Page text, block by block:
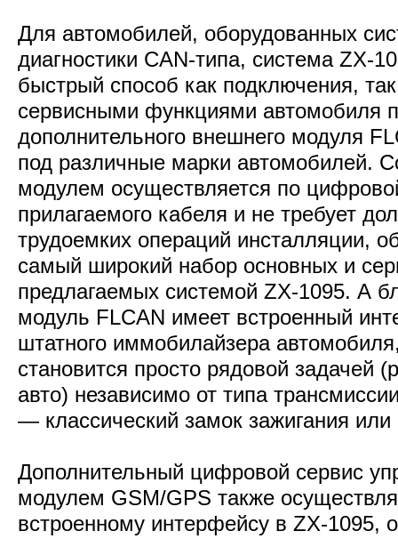
Для автомобилей, оборудованных
диагностики CAN-типа, система ZX-
быстрый способ как подключения,
сервисными функциями автомобиля
дополнительного внешнего модуля
под различные марки автомобилей.
модулем осуществляется по
прилагаемого кабеля и не требует
трудоемких операций инсталляции,
самый широкий набор основных и
предлагаемых системой ZX-1095. А
модуль FLCAN имеет встроенный
штатного иммобилайзера
становится просто рядовой задачей
авто) независимо от типа
— классический замок зажигания
Дополнительный цифровой сервис
модулем GSM/GPS также
встроенному интерфейсу в ZX-1095,